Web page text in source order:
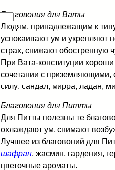
Благовония для Ваты
Людям, принадлежащим к
успокаивают ум и укрепляют
страх, снижают обостренную
При Вата-конституции
сочетании с
силу: сандал, мирра, ладан,
Благовония для Питты
Для Питты полезны те
охлаждают ум, снимают
Лучшее из благовоний для
шафран, жасмин, гардения,
цветочные ароматы.